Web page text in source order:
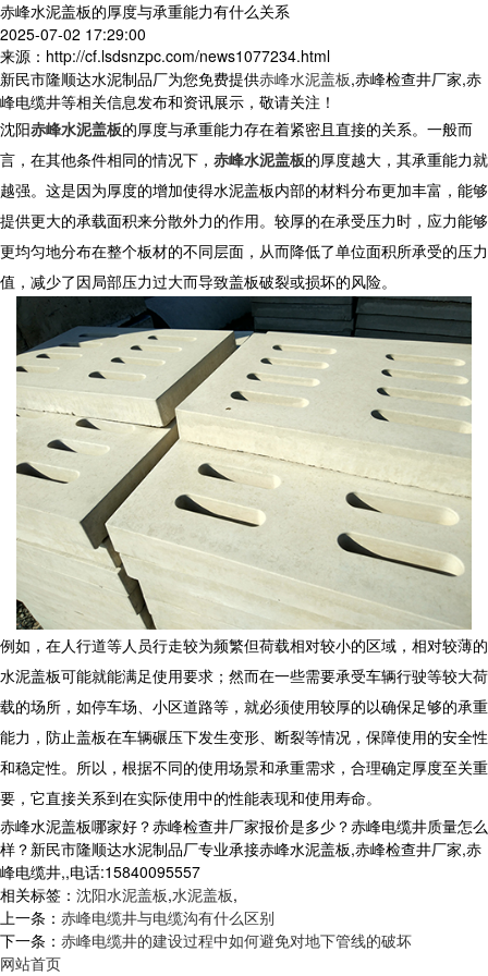
赤峰水泥盖板的厚度与承重能力有什么关系
2025-07-02 17:29:00
来源：http://cf.lsdsnzpc.com/news1077234.html
新民市隆顺达水泥制品厂为您免费提供赤峰水泥盖板,赤峰检查井厂家,赤
峰电缆井等相关信息发布和资讯展示，敬请关注！
沈阳赤峰水泥盖板的厚度与承重能力存在着紧密且直接的关系。一般而
言，在其他条件相同的情况下， 赤峰水泥盖板的厚度越大，其承重能力就
越强。这是因为厚度的增加使得水泥盖板内部的材料分布更加丰富，能够
提供更大的承载面积来分散外力的作用。较厚的在承受压力时，应力能够
更均匀地分布在整个板材的不同层面，从而降低了单位面积所承受的压力
值，减少了因局部压力过大而导致盖板破裂或损坏的风险。
例如，在人行道等人员行走较为频繁但荷载相对较小的区域，相对较薄的
水泥盖板可能就能满足使用要求；然而在一些需要承受车辆行驶等较大荷
载的场所，如停车场、小区道路等，就必须使用较厚的以确保足够的承重
能力，防止盖板在车辆碾压下发生变形、断裂等情况，保障使用的安全性
和稳定性。所以，根据不同的使用场景和承重需求，合理确定厚度至关重
要，它直接关系到在实际使用中的性能表现和使用寿命。
赤峰水泥盖板哪家好？赤峰检查井厂家报价是多少？赤峰电缆井质量怎么
样？新民市隆顺达水泥制品厂专业承接赤峰水泥盖板,赤峰检查井厂家,赤
峰电缆井,,电话:15840095557
相关标签： 沈阳水泥盖板,水泥盖板,
上一条： 赤峰电缆井与电缆沟有什么区别
下一条： 赤峰电缆井的建设过程中如何避免对地下管线的破坏
网站首页